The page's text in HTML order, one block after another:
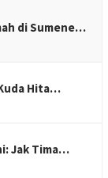
di Sumene…
Hita…
Jak Tima…